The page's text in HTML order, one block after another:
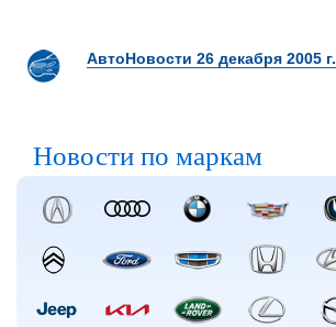
АвтоНовости 26 декабря 2005 г.
Новости по маркам